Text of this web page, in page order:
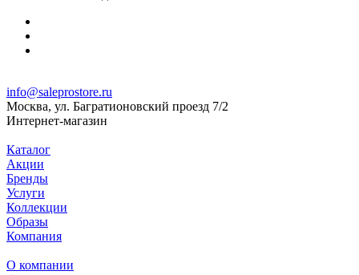
info@saleprostore.ru
Москва, ул. Багратионовский проезд 7/2
Интернет-магазин
Каталог
Акции
Бренды
Услуги
Коллекции
Образы
Компания
О компании